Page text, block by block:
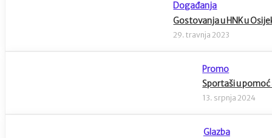
Događanja
Gostovanja u HNK u
29. travnja 2023
Promo
Sportaši u
13. srpnja 2024
Glazba